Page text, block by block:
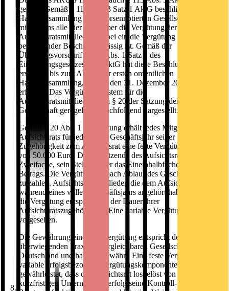
8.
gefasst. Gemäß § 113 Abs. 3 Satz 1 AktG beschließt die
Hauptversammlung einer börsennotierten Gesellschaft
mindestens alle vier Jahre über die Vergütung der
Aufsichtsratsmitglieder, wobei ein die Vergütung
bestätigender Beschluss zulässig ist. Gemäß der
Übergangsvorschrift § 26j Abs. 1 Satz 1 des
Einführungsgesetzes zum AktG hat diese Beschlussfassung
erstmalig bis zum Ablauf der ersten ordentlichen
Hauptversammlung, die auf den 31. Dezember 2020 folgt, zu
erfolgen. Das Vergütungssystem für die
Aufsichtsratsmitglieder ist in § 20 der Satzung der
Gesellschaft geregelt und nachfolgend dargestellt.
Gemäß § 20 Abs. 1 der Satzung erhält jedes Mitglied des
Aufsichtsrats für jedes volle Geschäftsjahr seiner
Zugehörigkeit zum Aufsichtsrat eine feste Vergütung in Höhe
von 50.000 Euro. Der Vorsitzende des Aufsichtsrats erhält das
Zweifache, sein Stellvertreter das Eineinhalbfache dieses
Betrags. Die Vergütung ist nach Ablauf des Geschäftsjahres
zu zahlen. Aufsichtsratsmitglieder, die dem Aufsichtsrat nicht
während eines vollen Geschäftsjahrs angehört haben, erhalten
die Vergütung entsprechend der Dauer ihrer
Aufsichtsratszugehörigkeit. Eine variable Vergütung ist nicht
vorgesehen.
Die Gewährung einer Festvergütung entspricht der
überwiegenden Praxis in vergleichbaren Gesellschaften in
Deutschland und hat sich bewährt. Eine feste Vergütung ohne
variable erfolgsbezogene Vergütungskomponente
gewährleistet, dass der Aufsichtsrat losgelöst von dem
kurzfristigen Unternehmenserfolg seine Kontroll- und